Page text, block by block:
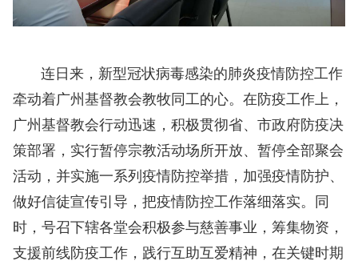
连日来，新型冠状病毒感染的肺炎疫情防控工作
牵动着广州基督教会教牧同工的心。在防疫工作上，
广州基督教会行动迅速，积极贯彻省、市政府防疫决
策部署，实行暂停宗教活动场所开放、暂停全部聚会
活动，并实施一系列疫情防控举措，加强疫情防护、
做好信徒宣传引导，把疫情防控工作落细落实。同
时，号召下辖各堂会积极参与慈善事业，筹集物资，
支援前线防疫工作，践行互助互爱精神，在关键时期